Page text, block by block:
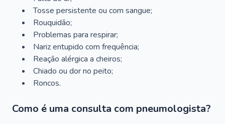
Tosse persistente ou com sangue;
Rouquidão;
Problemas para respirar;
Nariz entupido com frequência;
Reação alérgica a cheiros;
Chiado ou dor no peito;
Roncos.
Como é uma consulta com pneumologista?